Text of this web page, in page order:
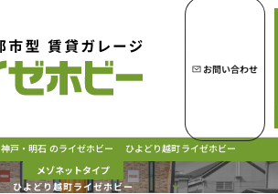
お問い合わせ
神戸・明石 のライゼホビー ひよどり越町ライゼホビー
メゾネットタイプ
ひよどり越町ライゼホビー